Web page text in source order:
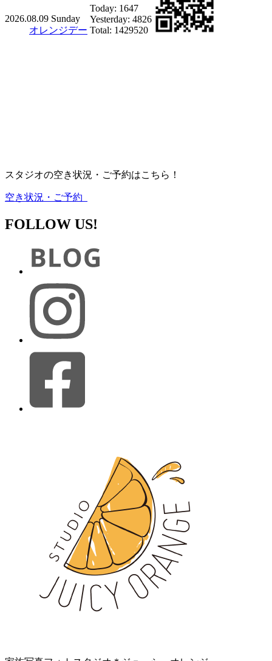
2026.08.09 Sunday
オレンジデー
Today: 1647
Yesterday: 4826
Total: 1429520
スタジオの空き状況・ご予約はこちら！
空き状況・ご予約
FOLLOW US!